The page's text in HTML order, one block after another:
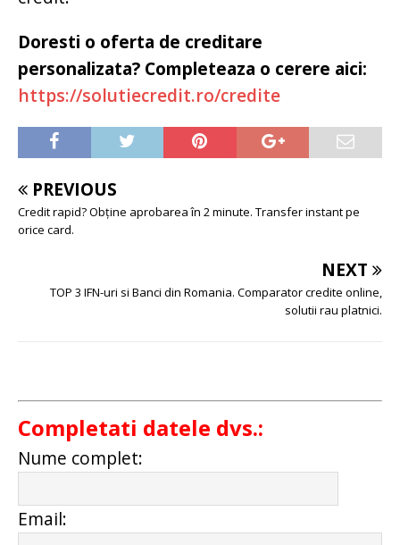
Doresti o oferta de creditare
personalizata? Completeaza o cerere aici:
https://solutiecredit.ro/credite
PREVIOUS
Credit rapid? Obține aprobarea în 2 minute. Transfer instant pe
orice card.
NEXT
TOP 3 IFN-uri si Banci din Romania. Comparator credite online,
solutii rau platnici.
Completati datele dvs.:
Nume complet:
Email: